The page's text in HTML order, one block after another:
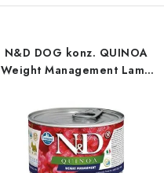
N&D DOG konz. QUINOA
Weight Management Lamb